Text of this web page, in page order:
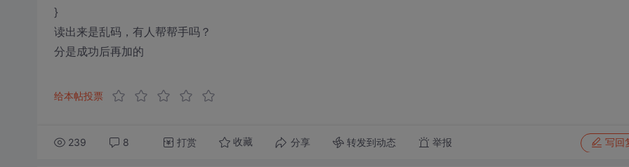
}
读出来是乱码，有人帮帮手吗？
分是成功后再加的
给本帖投票
239 8 打赏 收藏 分享 转发到动态 举报 写回